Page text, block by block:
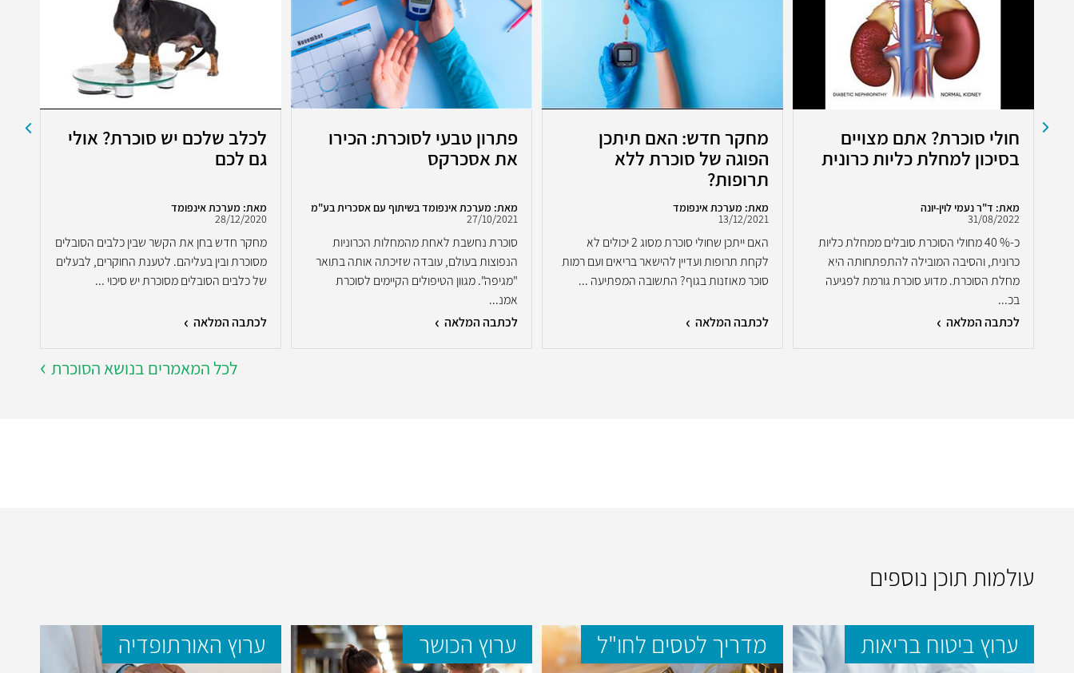
חולי סוכרת? אתם מצויים
בסיכון למחלת כליות כרונית
מאת: ד"ר נעמי לוין-יונה
31/08/2022
כ-% 40 מחולי הסוכרת סובלים ממחלת כליות
כרונית, והסיבה המובילה להתפתחותה היא
מחלת הסוכרת. מדוע סוכרת גורמת לפגיעה
בכ...
לכתבה המלאה
מחקר חדש: האם תיתכן
הפוגה של סוכרת ללא
תרופות?
מאת: מערכת אינפומד
13/12/2021
האם ייתכן שחולי סוכרת מסוג 2 יכולים לא
לקחת תרופות ועדיין להישאר בריאים ועם רמות
סוכר מאוזנות בגוף? התשובה המפתיעה ...
לכתבה המלאה
פתרון טבעי לסוכרת: הכירו
את אסכרקס
מאת: מערכת אינפומד בשיתוף עם אסכרית בע"מ
27/10/2021
סוכרת נחשבת לאחת מהמחלות הכרוניות
הנפוצות בעולם, עובדה שזיכתה אותה בתואר
"מגיפה". מגוון הטיפולים הקיימים לסוכרת
אמנ...
לכתבה המלאה
לכלב שלכם יש סוכרת? אולי
גם לכם
מאת: מערכת אינפומד
28/12/2020
מחקר חדש בחן את הקשר שבין כלבים הסובלים
מסוכרת ובין בעליהם. לטענת החוקרים, לבעלים
של כלבים הסובלים מסוכרת יש סיכוי ...
לכתבה המלאה
לכל המאמרים בנושא הסוכרת
עולמות תוכן נוספים
ערוץ ביטוח בריאות מדריך לטסים לחו"ל ערוץ הכושר ערוץ האורתופדיה